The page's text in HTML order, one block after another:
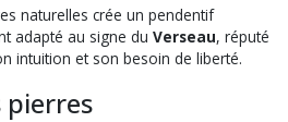
naturelles crée un pendentif
adapté au signe du Verseau, réputé
intuition et son besoin de liberté.
pierres